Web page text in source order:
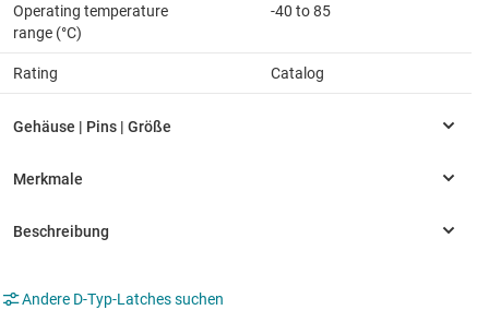
Operating temperature
range (°C)
-40 to 85
Rating Catalog
Andere D-Typ-Latches suchen